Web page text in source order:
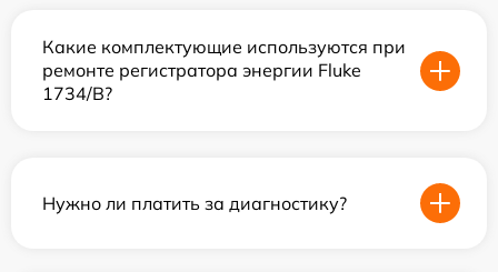
Какие комплектующие используются при
ремонте регистратора энергии Fluke
1734/B?
Нужно ли платить за диагностику?